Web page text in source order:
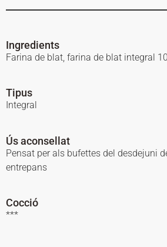
Ingredients
Farina de blat, farina de blat integral
Tipus
Integral
Ús aconsellat
Pensat per als bufettes del desdejuni
entrepans
Cocció
***